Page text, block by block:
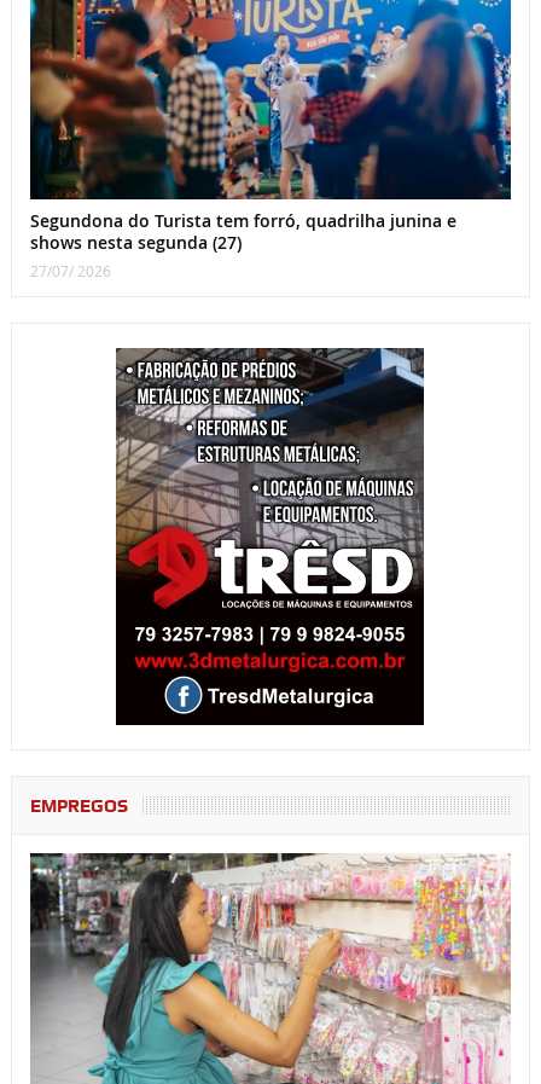
Segundona do Turista tem forró, quadrilha junina e
shows nesta segunda (27)
27/07/ 2026
EMPREGOS